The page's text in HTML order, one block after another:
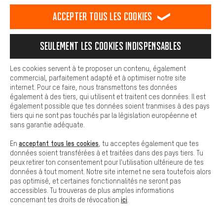
S’abonner à la newsletter
Nous analysons le succès de notre newsletter dans le but de l'améliorer
continuellement. Si tu es déjà client chez nous, nous utilisons les données de
tes dernières commandes afin d'adapter celle-ci à tes intérêts et de la
*Valable pendant 30 jours à partir de la date d'émission et valable à partir
d'un montant de commande de 60€. Le bon d'achat ne peut pas être combiné
avec d'autres actions.
NOUS FAISONS TOUT POUR QUE TU OBTIENNES
CE DONT TON BIKE A BESOIN
facebook
Nous pouvons ainsi mettre à ta disposition d'autres contenus et
informations utiles. De plus, tu as la possibilité d'utiliser des
facilement les bons produits. Par exemple, nous proposons une
facilement aux questions.
Cookies de base
Les cookies de base garantissent que tu puisses utiliser les
fonctions de notre site web.
Accepter tous les cookies
Seulement les cookies indispensables
Les cookies servent à te proposer un contenu, également
commercial, parfaitement adapté et à optimiser notre site
internet. Pour ce faire, nous transmettons tes données
également à des tiers, qui utilisent et traitent ces données. Il est
également possible que tes données soient tranmises à des pays
tiers qui ne sont pas touchés par la législation européenne et
sans garantie adéquate.
En acceptant tous les cookies , tu acceptes également que tes
données soient transférées à et traitées dans des pays tiers. Tu
peux retirer ton consentement pour l'utilisation ultérieure de tes
données à tout moment. Notre site internet ne sera toutefois alors
pas optimisé, et certaines fonctionnalités ne seront pas
accessibles. Tu trouveras de plus amples informations
concernant tes droits de révocation ici